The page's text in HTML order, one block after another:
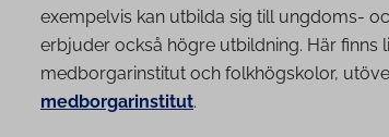
exempelvis kan utbilda sig till ungdoms-
erbjuder också högre utbildning. Här finns
medborgarinstitut och folkhögskolor,
medborgarinstitut.